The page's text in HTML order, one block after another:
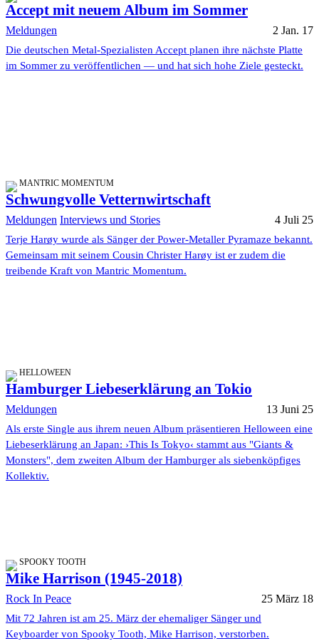
Accept mit neuem Album im Sommer
Meldungen 2 Jan. 17
Die deutschen Metal-Spezialisten Accept planen ihre nächste Platte
im Sommer zu veröffentlichen — und hat sich hohe Ziele gesteckt.
MANTRIC MOMENTUM
Schwungvolle Vetternwirtschaft
Meldungen Interviews und Stories 4 Juli 25
Terje Harøy wurde als Sänger der Power-Metaller Pyramaze bekannt.
Gemeinsam mit seinem Cousin Christer Harøy ist er zudem die
treibende Kraft von Mantric Momentum.
HELLOWEEN
Hamburger Liebeserklärung an Tokio
Meldungen 13 Juni 25
Als erste Single aus ihrem neuen Album präsentieren Helloween eine
Liebeserklärung an Japan: ›This Is Tokyo‹ stammt aus "Giants &
Monsters", dem zweiten Album der Hamburger als siebenköpfiges
Kollektiv.
SPOOKY TOOTH
Mike Harrison (1945-2018)
Rock In Peace 25 März 18
Mit 72 Jahren ist am 25. März der ehemaliger Sänger und
Keyboarder von Spooky Tooth, Mike Harrison, verstorben.